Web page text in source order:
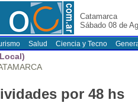
Catamarca
Sábado 08 de
Salud Ciencia y Tecno
por 48 hs